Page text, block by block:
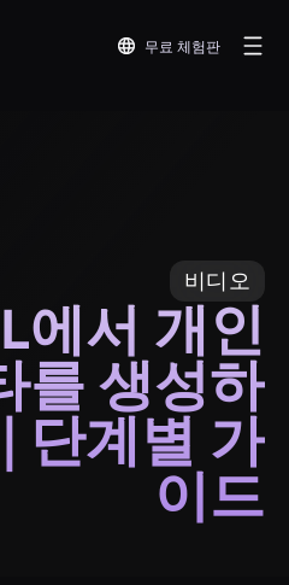
무료 체험판
비디오
에서 개인
를 생성하
단계별 가
이드